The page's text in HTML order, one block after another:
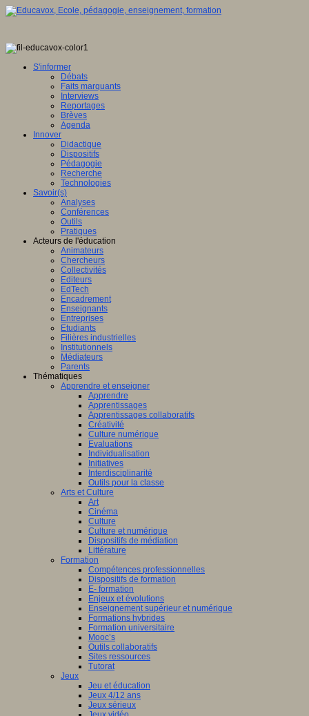
S'informer
Débats
Faits marquants
Interviews
Reportages
Brèves
Agenda
Innover
Didactique
Dispositifs
Pédagogie
Recherche
Technologies
Savoir(s)
Analyses
Conférences
Outils
Pratiques
Acteurs de l'éducation
Animateurs
Chercheurs
Collectivités
Editeurs
EdTech
Encadrement
Enseignants
Entreprises
Etudiants
Filières industrielles
Institutionnels
Médiateurs
Parents
Thématiques
Apprendre et enseigner
Apprendre
Apprentissages
Apprentissages collaboratifs
Créativité
Culture numérique
Evaluations
Individualisation
Initiatives
Interdisciplinarité
Outils pour la classe
Arts et Culture
Art
Cinéma
Culture
Culture et numérique
Dispositifs de médiation
Littérature
Formation
Compétences professionnelles
Dispositifs de formation
E- formation
Enjeux et évolutions
Enseignement supérieur et numérique
Formations hybrides
Formation universitaire
Mooc’s
Outils collaboratifs
Sites ressources
Tutorat
Jeux
Jeu et éducation
Jeux 4/12 ans
Jeux sérieux